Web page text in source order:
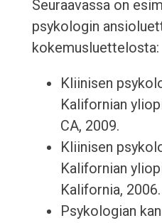
Seuraavassa on
psykologin
kokemusluettelosta:
Kliinisen
Kalifornian
CA, 2009.
Kliinisen
Kalifornian
Kalifornia, 2006.
Psykologian